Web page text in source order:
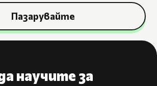
Пазарувайте
научите за